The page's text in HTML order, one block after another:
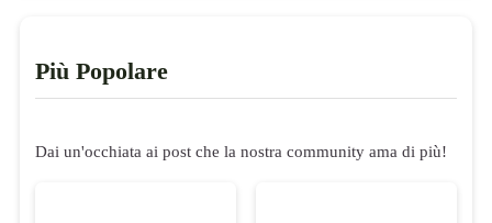
Più Popolare
Dai un'occhiata ai post che la nostra community ama di più!